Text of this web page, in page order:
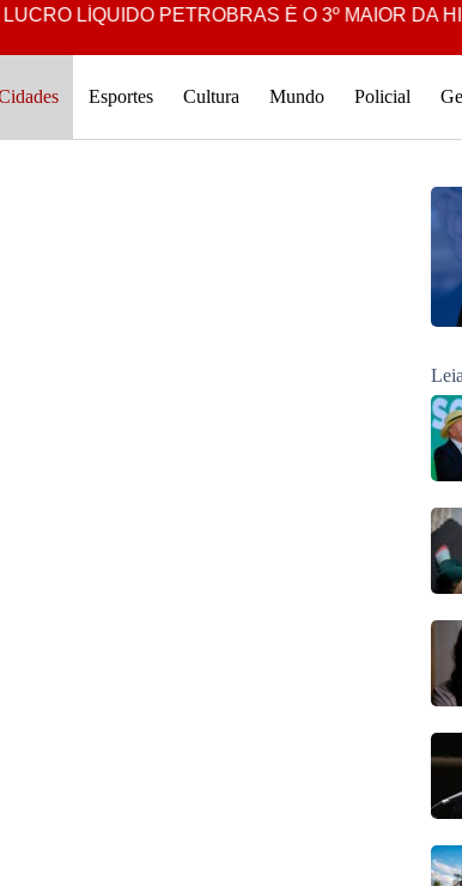
LÍQUIDO PETROBRAS É O 3º MAIOR DA
Esportes Cultura Mundo Policial